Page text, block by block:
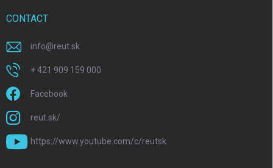
CONTACT
info@reut.sk
+ 421 909 159 000
Facebook
reut.sk/
https://www.youtube.com/c/reutsk